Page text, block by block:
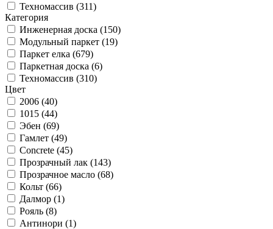
Техномассив (311)
Категория
Инженерная доска (150)
Модульный паркет (19)
Паркет елка (679)
Паркетная доска (6)
Техномассив (310)
Цвет
2006 (40)
1015 (44)
Эбен (69)
Гамлет (49)
Concrete (45)
Прозрачный лак (143)
Прозрачное масло (68)
Кольт (66)
Далмор (1)
Рояль (8)
Антинори (1)